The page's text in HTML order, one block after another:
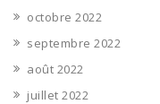
octobre 2022
septembre 2022
août 2022
juillet 2022